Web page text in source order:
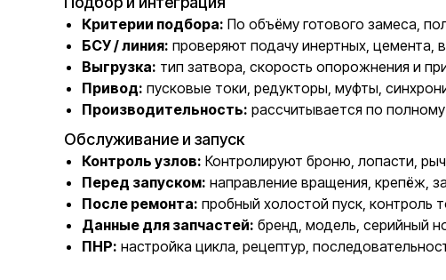
Критерии подбора: По объёму готового замеса,
БСУ / линия: проверяют подачу инертных, цемента,
Выгрузка: тип затвора, скорость опорожнения и
Привод: пусковые токи, редукторы, муфты,
Производительность: рассчитывается по
Обслуживание и запуск
Контроль узлов: Контролируют броню, лопасти,
Перед запуском: направление вращения, крепёж,
После ремонта: пробный холостой пуск, контроль
Данные для запчастей: бренд, модель, серийный
ПНР: настройка цикла, рецептур,